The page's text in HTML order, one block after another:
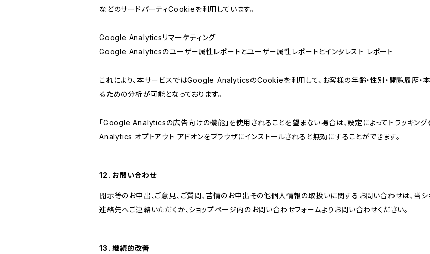
などのサードパーティCookieを利用しています。
Google Analyticsリマーケティング
Google Analyticsのユーザー属性レポートとユーザー属性レポートとインタレスト レポート
これにより、本サービスではGoogle AnalyticsのCookieを利用して、お客様の年齢・性別・閲覧履歴・
るための分析が可能となっております。
「Google Analyticsの広告向けの機能」を使用されることを望まない場合は、設定によってトラッキン
Analytics オプトアウト アドオンをブラウザにインストールされると無効にすることができます。
12. お問い合わせ
開示等のお申出、ご意見、ご質問、苦情のお申出その他個人情報の取扱いに関するお問い合わせは、当シ
連絡先へご連絡いただくか、ショップページ内のお問い合わせフォームよりお問い合わせください。
13. 継続的改善